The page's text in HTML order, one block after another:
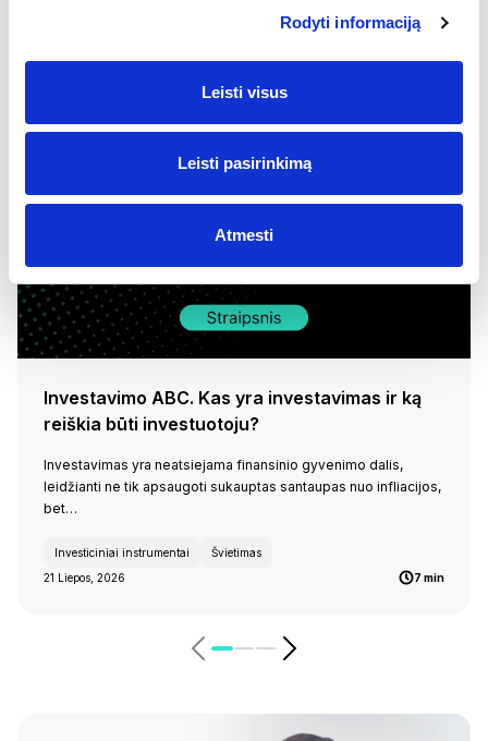
Rodyti informaciją
Leisti visus
Leisti pasirinkimą
Atmesti
Galbūt Jus sudomins šie
straipsniai
Investavimo ABC. Kas yra investavimas ir ką
reiškia būti investuotoju?
Investavimas yra neatsiejama finansinio gyvenimo dalis,
leidžianti ne tik apsaugoti sukauptas santaupas nuo infliacijos,
bet…
Investiciniai instrumentai
Švietimas
21 Liepos, 2026
7 min